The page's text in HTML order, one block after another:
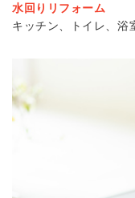
水回りリフォーム
キッチン、トイレ、浴